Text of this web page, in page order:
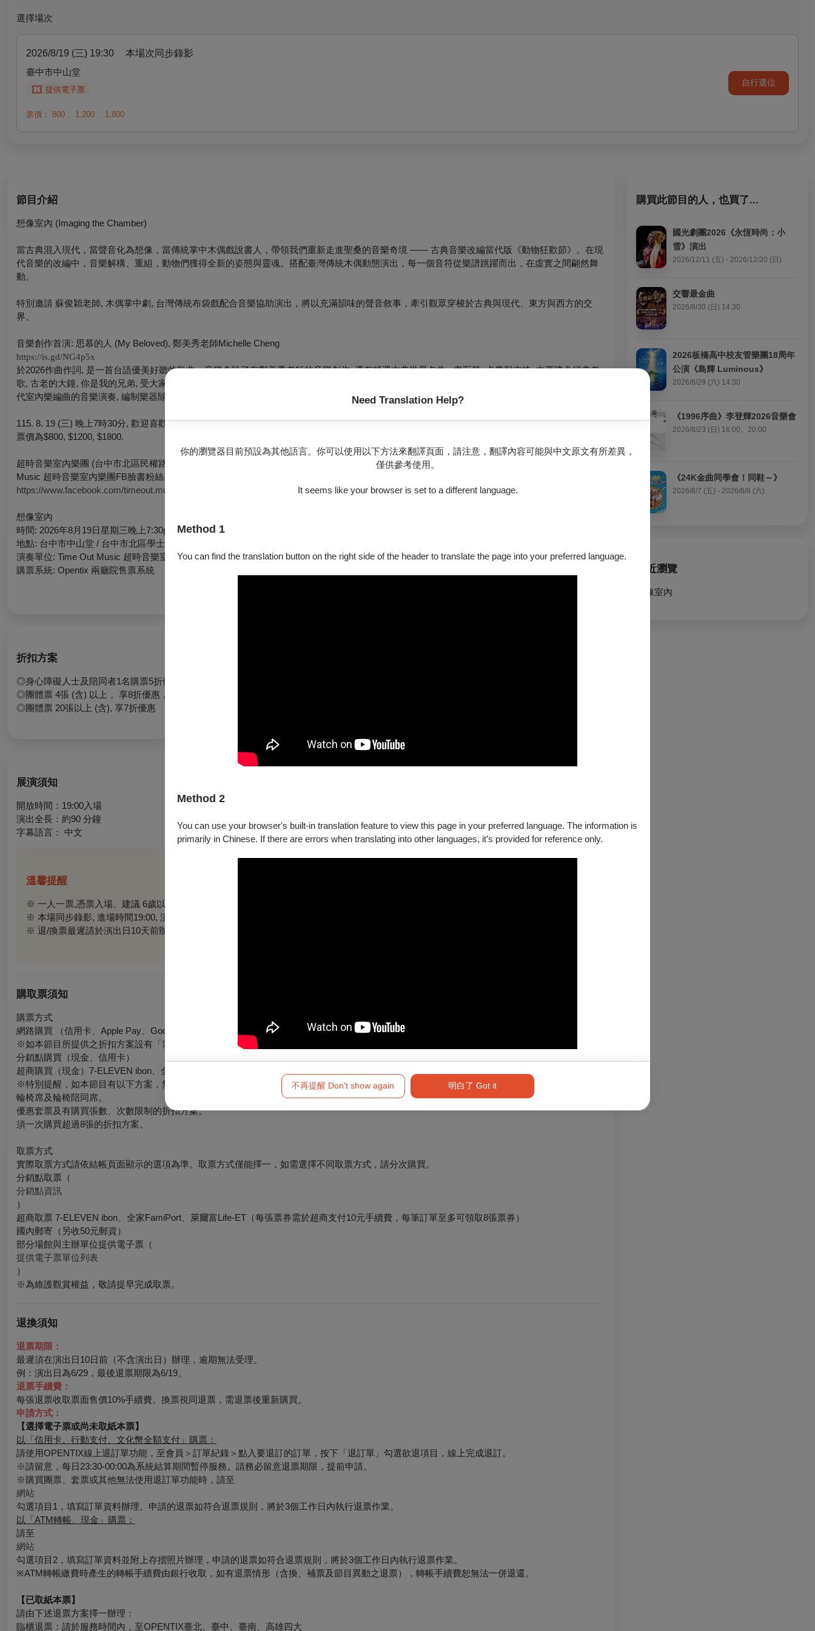
Need Translation Help?
你的瀏覽器目前預設為其他語言。你可以使用以下方法來翻譯頁面，請注意，翻譯內容可能與中文原文有所差異，
僅供參考使用。
It seems like your browser is set to a different language.
Method 1
You can find the translation button on the right side of the header to translate the page into your preferred language.
Method 2
You can use your browser's built-in translation feature to view this page in your preferred language. The information is
primarily in Chinese. If there are errors when translating into other languages, it’s provided for reference only.
不再提醒 Don't show again 明白了 Got it
選擇場次
2026/8/19 (三) 19:30
本場次同步錄影
臺中市中山堂
提供電子票
票價： 800 、 1,200 、 1,800
自行選位
節目介紹
想像室內 (Imaging the Chamber)
當古典混入現代，當聲音化為想像，當傳統掌中木偶戲說書人，帶領我們重新走進聖桑的音樂奇境 —— 古典音樂改編當代版《動物狂歡節》。在現
代音樂的改編中，音樂解構、重組，動物們獲得全新的姿態與靈魂。搭配臺灣傳統木偶動態演出，每一個音符從樂譜跳躍而出，在虛實之間翩然舞
動。
特別邀請 蘇俊穎老師, 木偶掌中劇, 台灣傳統布袋戲配合音樂協助演出，將以充滿韻味的聲音敘事，牽引觀眾穿梭於古典與現代、東方與西方的交
界。
音樂創作首演: 思慕的人 (My Beloved), 鄭美秀老師Michelle Cheng
https://is.gd/NG4p5x
於2026作曲作詞, 是一首台語優美好聽的歌曲。音樂會除了有鄭美秀老師的音樂創作, 還有精選古典世界名曲~ 韋瓦第, 卡農與吉格, 中西懷念經典老
歌, 古老的大鐘, 你是我的兄弟, 受大家歡迎的日本卡通音樂 鬼滅之刃, 天空之城, 永遠同在, 及百老匯電影主題音樂, 屋上提琴手, 欲言又止, 特別為現
代室內樂編曲的音樂演奏, 編制樂器除了有木管樂, 還有 弦樂原聲木吉他, 大提琴, 低音提琴及現代木箱鼓打擊樂, 是一場絕不可錯失的音樂會。
115. 8. 19 (三) 晚上7時30分, 歡迎喜歡室內樂及現代音樂創作的朋友蒞臨臺中市中山堂聆聽, 本音樂會由OPENTIX兩廳院售票, 7月1日開始公開售票,
票價為$800, $1200, $1800.
超時音樂室內樂團 (台中市北區民權路493號3樓), 樂團電話 0933-062000. 本音樂會非親子節目, 建議6歲以上觀眾參加. 更多細節請點閱Time Out
Music 超時音樂室內樂團FB臉書粉絲專頁:
https://www.facebook.com/timeout.music.workshop
想像室內
時間: 2026年8月19日星期三晚上7:30pm
地點: 台中市中山堂 / 台中市北區學士路98號
演奏單位: Time Out Music 超時音樂室內樂團
購票系統: Opentix 兩廳院售票系統
折扣方案
◎身心障礙人士及陪同者1名購票5折優待，入場時應出示身心障礙手冊.
◎團體票 4張 (含) 以上， 享8折優惠，不含最低票價
◎團體票 20張以上 (含), 享7折優惠
展演須知
開放時間：19:00入場
演出全長：約90 分鐘
字幕語言： 中文
溫馨提醒
※ 一人一票,憑票入場、 建議 6歲以上觀眾觀賞
※ 本場同步錄影, 進場時間19:00, 演出時間約
※ 退/換票最遲請於演出日10天前辦理，酌收票價10%手續費，逾期恕不受理
購取票須知
購票方式
網路購買 （信用卡、Apple Pay、Google Pay、ATM轉帳），請先加入會員
※如本節目所提供之折扣方案設有「需使用文化幣折抵」限制，該折扣僅限網路購買。
分銷點購買（現金、信用卡）
超商購買（現金）7-ELEVEN ibon、全家FamiPort、萊爾富Life-ET，僅提供電腦自動選位，每筆訂單至多可訂購8張票券。
※特別提醒，如本節目有以下方案，無法於超商購買：
輪椅席及輪椅陪同席。
優惠套票及有購買張數、次數限制的折扣方案。
須一次購買超過8張的折扣方案。
取票方式
實際取票方式請依結帳頁面顯示的選項為準。取票方式僅能擇一，如需選擇不同取票方式，請分次購買。
分銷點取票（
分銷點資訊
）
超商取票 7-ELEVEN ibon、全家FamiPort、萊爾富Life-ET（每張票券需於超商支付10元手續費，每筆訂單至多可領取8張票券）
國內郵寄（另收50元郵資）
部分場館與主辦單位提供電子票（
提供電子票單位列表
）
※為維護觀賞權益，敬請提早完成取票。
退換須知
退票期限：
最遲須在演出日10日前（不含演出日）辦理，逾期無法受理。
例：演出日為6/29，最後退票期限為6/19。
退票手續費：
每張退票收取票面售價10%手續費。換票視同退票，需退票後重新購買。
申請方式：
【選擇電子票或尚未取紙本票】
以「信用卡、行動支付、文化幣全額支付」購票：
請使用OPENTIX線上退訂單功能，至會員＞訂單紀錄＞點入要退訂的訂單，按下「退訂單」勾選欲退項目，線上完成退訂。
※請留意，每日23:30-00:00為系統結算期間暫停服務。請務必留意退票期限，提前申請。
※購買團票、套票或其他無法使用退訂單功能時，請至
網站
勾選項目1，填寫訂單資料辦理。申請的退票如符合退票規則，將於3個工作日內執行退票作業。
以「ATM轉帳、現金」購票：
請至
網站
勾選項目2，填寫訂單資料並附上存摺照片辦理，申請的退票如符合退票規則，將於3個工作日內執行退票作業。
※ATM轉帳繳費時產生的轉帳手續費由銀行收取，如有退票情形（含換、補票及節目異動之退票），轉帳手續費恕無法一併退還。
【已取紙本票】
請由下述退票方案擇一辦理：
臨櫃退票：請於服務時間內，至OPENTIX臺北、臺中、臺南、高雄四大
購買此節目的人，也買了...
國光劇團2026《永恆時尚：小
雪》演出
2026/12/11 (五) - 2026/12/20 (日)
交響最金曲
2026/8/30 (日) 14:30
2026板橋高中校友管樂團18周年
公演《島輝 Luminous》
2026/8/29 (六) 14:30
《1996序曲》李登輝2026音樂會
2026/8/23 (日) 16:00、20:00
《24K金曲同學會！同鞋～》
2026/8/7 (五) - 2026/8/8 (六)
最近瀏覽
想像室內